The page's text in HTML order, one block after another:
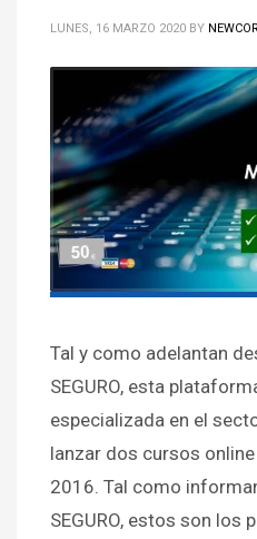
LUNES, 16 MARZO 2020 BY
Tal y como adelantan
SEGURO, esta
especializada en el
lanzar dos cursos
2016. Tal como
SEGURO, estos son los